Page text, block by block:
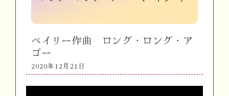
ベイリー作曲 ロング・ロング・ア
ゴー
2020年12月21日